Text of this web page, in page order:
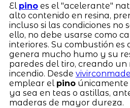
El pinoes el "acelerante"
alto contenido en resina,
incluso si las condiciones no
ello, no debe usarse como
interiores. Su combustión es
genera mucho humo y su
paredes del tiro, creando un
incendio. Desde
emplear el pinoúnicamente
ya sea en teas o astillas,
maderas de mayor dureza.